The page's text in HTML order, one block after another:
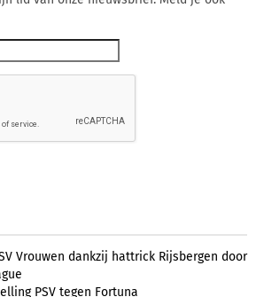
Vrouwen dankzij hattrick Rijsbergen door
PSV tegen Fortuna